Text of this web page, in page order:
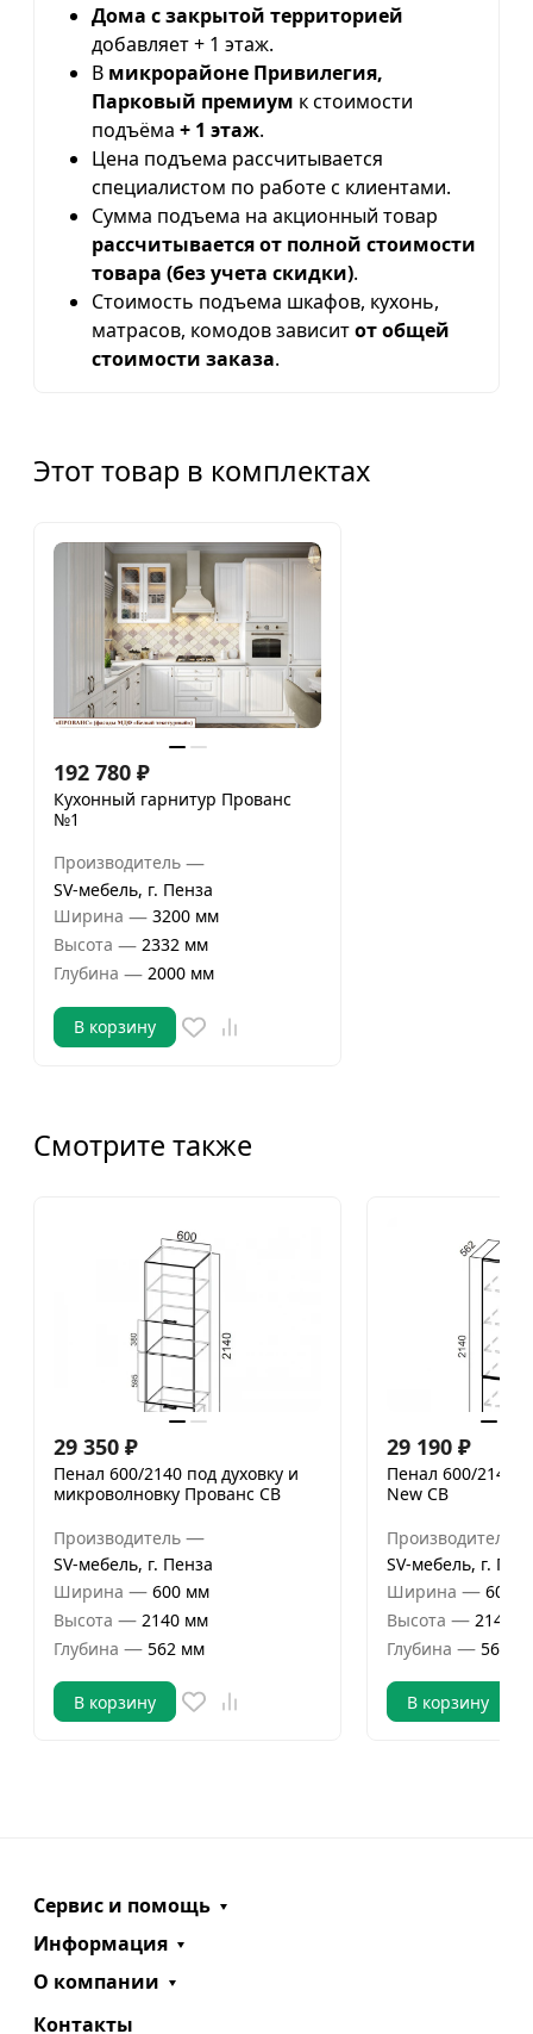
Дома с закрытой территорией
добавляет + 1 этаж.
В микрорайоне Привилегия,
Парковый премиум к стоимости
подъёма + 1 этаж.
Цена подъема рассчитывается
специалистом по работе с клиентами.
Сумма подъема на акционный товар
рассчитывается от полной стоимости
товара (без учета скидки).
Стоимость подъема шкафов, кухонь,
матрасов, комодов зависитот общей
стоимости заказа.
Этот товар в комплектах
192 780 ₽
Кухонный гарнитур Прованс
№1
Производитель —
SV-мебель, г. Пенза
Ширина — 3200 мм
Высота — 2332 мм
Глубина — 2000 мм
В корзину
Смотрите также
29 350 ₽
Пенал 600/2140 под духовку и
микроволновку Прованс СВ
Производитель —
SV-мебель, г. Пенза
Ширина — 600 мм
Высота — 2140 мм
Глубина — 562 мм
В корзину
29 190 ₽
Пенал 600/2140
New СВ
Производитель
SV-мебель, г.
Ширина — 600
Высота — 2140
Глубина — 562
В корзину
Сервис и помощь
Информация
О компании
Контакты